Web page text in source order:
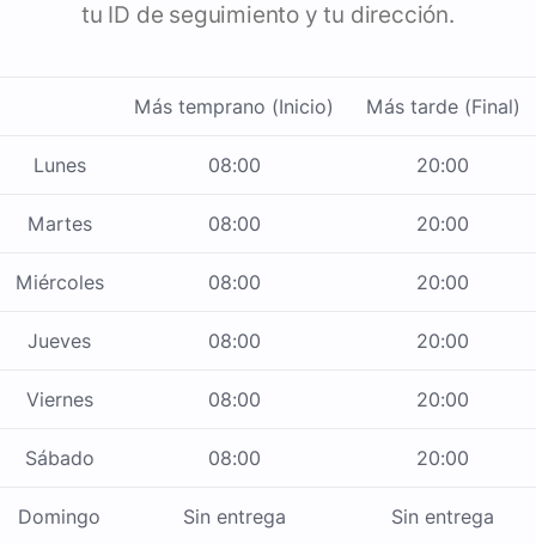
tu ID de seguimiento y tu dirección.
Más temprano (Inicio) Más tarde (Final)
Lunes 08:00 20:00
Martes 08:00 20:00
Miércoles 08:00 20:00
Jueves 08:00 20:00
Viernes 08:00 20:00
Sábado 08:00 20:00
Domingo Sin entrega Sin entrega